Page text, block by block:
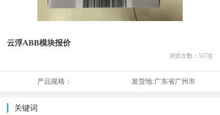
云浮ABB模块报价
浏览次数： 557次
产品规格： 发货地:广东省广州市
关键词